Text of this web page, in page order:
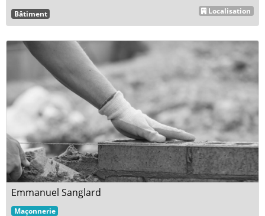
Bâtiment Localisation
Emmanuel Sanglard
Maçonnerie